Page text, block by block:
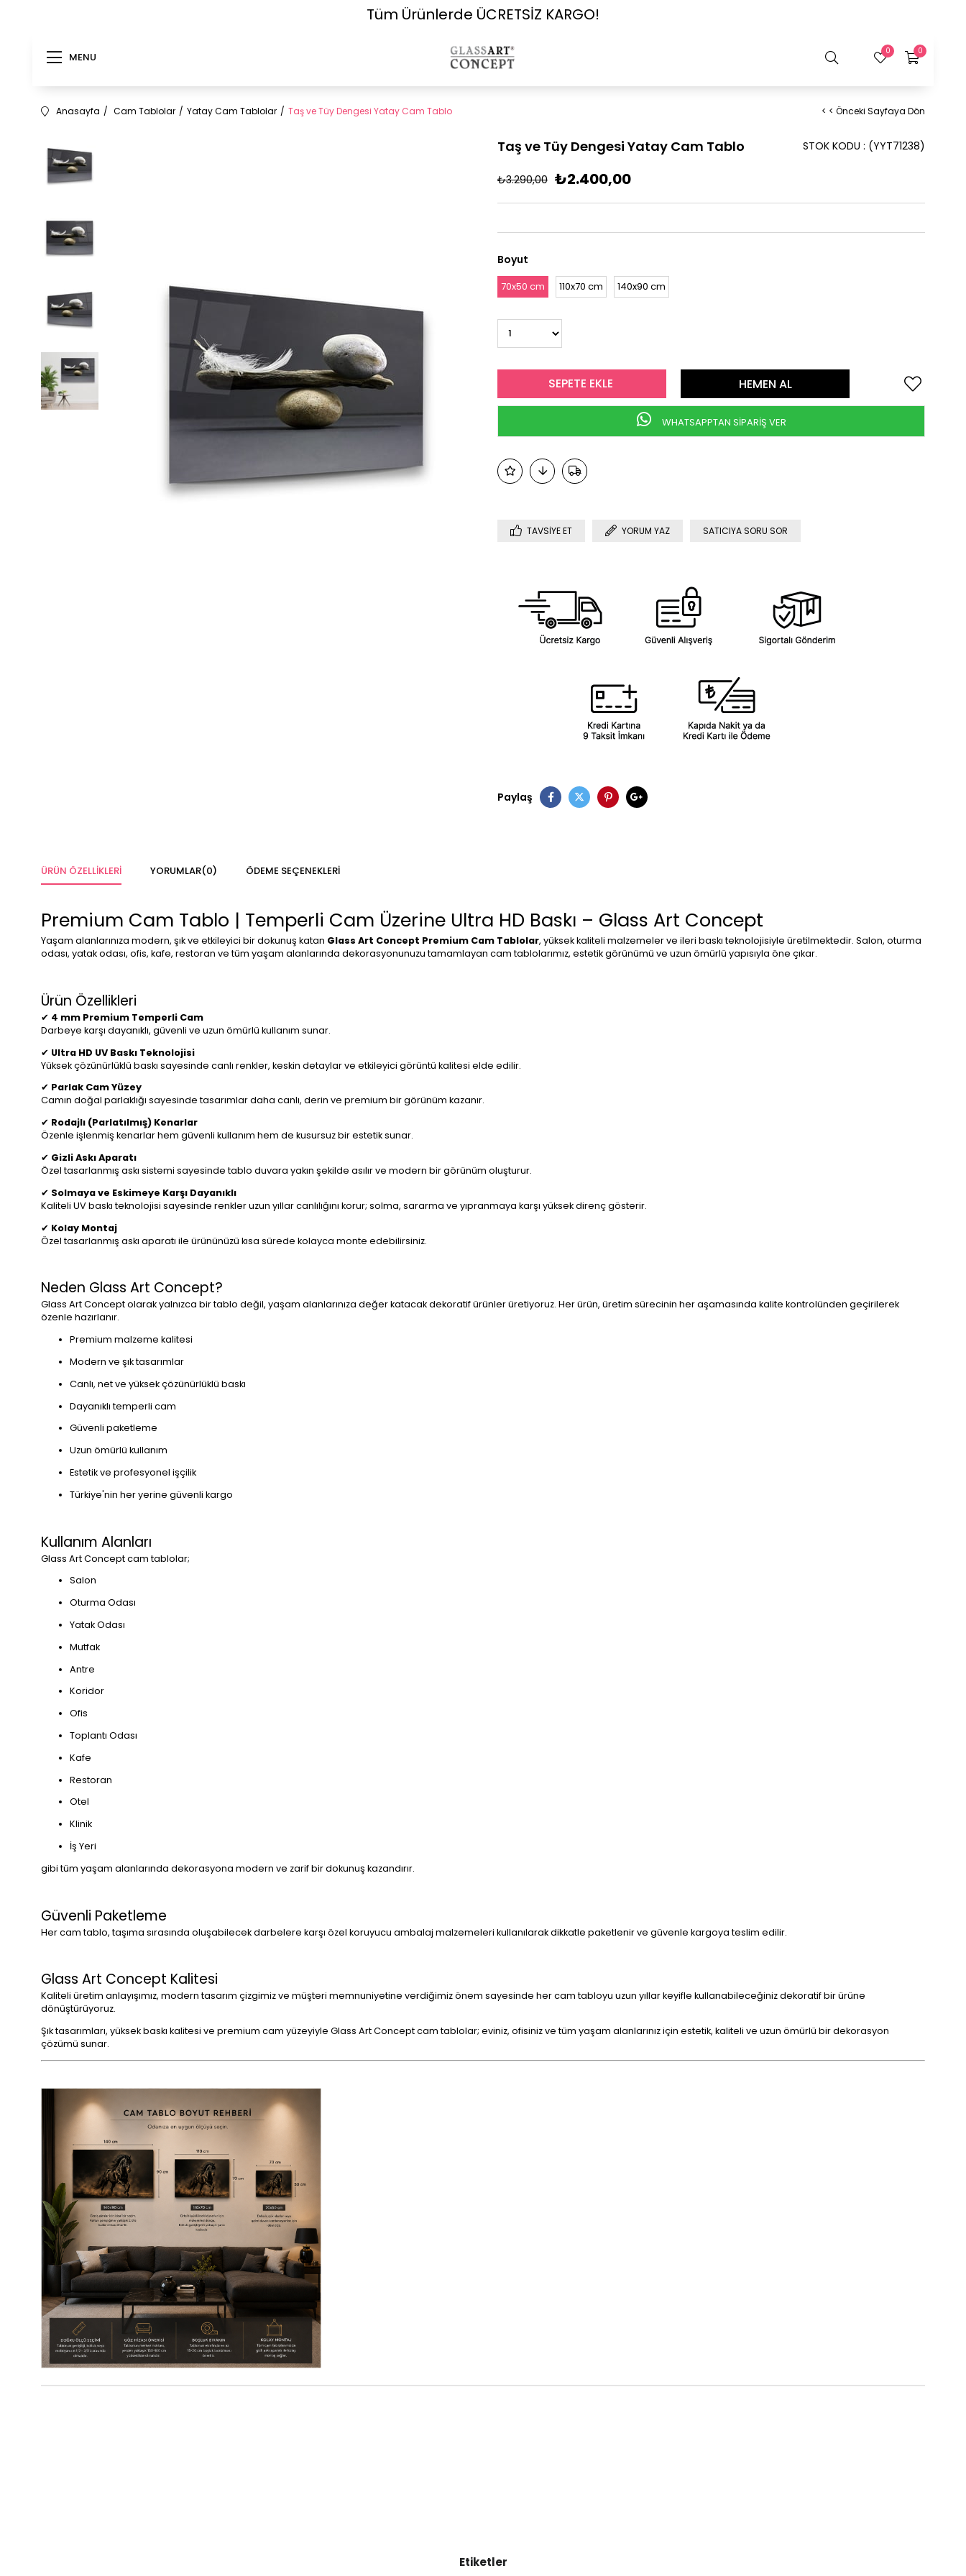
Tüm Ürünlerde ÜCRETSİZ KARGO!
MENU 0
0
Anasayfa Cam Tablolar Yatay Cam Tablolar Taş ve Tüy Dengesi Yatay Cam Tablo < < Önceki Sayfaya Dön
Taş ve Tüy Dengesi Yatay Cam Tablo (YYT71238)
STOK KODU
₺3.290,00 ₺2.400,00
Boyut
70x50 cm 110x70 cm 140x90 cm
WHATSAPPTAN SİPARİŞ VER
TAVSIYE ET YORUM YAZ SATICIYA SORU SOR
Paylaş
ÜRÜN ÖZELLIKLERI YORUMLAR(0) ÖDEME SEÇENEKLERI
Premium Cam Tablo | Temperli Cam Üzerine Ultra HD Baskı – Glass Art Concept
Yaşam alanlarınıza modern, şık ve etkileyici bir dokunuş katan Glass Art Concept Premium Cam Tablolar, yüksek kaliteli malzemeler ve ileri baskı teknolojisiyle üretilmektedir. Salon, oturma
odası, yatak odası, ofis, kafe, restoran ve tüm yaşam alanlarında dekorasyonunuzu tamamlayan cam tablolarımız, estetik görünümü ve uzun ömürlü yapısıyla öne çıkar.
Ürün Özellikleri
✔ 4 mm Premium Temperli Cam
Darbeye karşı dayanıklı, güvenli ve uzun ömürlü kullanım sunar.
✔ Ultra HD UV Baskı Teknolojisi
Yüksek çözünürlüklü baskı sayesinde canlı renkler, keskin detaylar ve etkileyici görüntü kalitesi elde edilir.
✔ Parlak Cam Yüzey
Camın doğal parlaklığı sayesinde tasarımlar daha canlı, derin ve premium bir görünüm kazanır.
✔ Rodajlı (Parlatılmış) Kenarlar
Özenle işlenmiş kenarlar hem güvenli kullanım hem de kusursuz bir estetik sunar.
✔ Gizli Askı Aparatı
Özel tasarlanmış askı sistemi sayesinde tablo duvara yakın şekilde asılır ve modern bir görünüm oluşturur.
✔ Solmaya ve Eskimeye Karşı Dayanıklı
Kaliteli UV baskı teknolojisi sayesinde renkler uzun yıllar canlılığını korur; solma, sararma ve yıpranmaya karşı yüksek direnç gösterir.
✔ Kolay Montaj
Özel tasarlanmış askı aparatı ile ürününüzü kısa sürede kolayca monte edebilirsiniz.
Neden Glass Art Concept?
Glass Art Concept olarak yalnızca bir tablo değil, yaşam alanlarınıza değer katacak dekoratif ürünler üretiyoruz. Her ürün, üretim sürecinin her aşamasında kalite kontrolünden geçirilerek
özenle hazırlanır.
Premium malzeme kalitesi
Modern ve şık tasarımlar
Canlı, net ve yüksek çözünürlüklü baskı
Dayanıklı temperli cam
Güvenli paketleme
Uzun ömürlü kullanım
Estetik ve profesyonel işçilik
Türkiye'nin her yerine güvenli kargo
Kullanım Alanları
Glass Art Concept cam tablolar;
Salon
Oturma Odası
Yatak Odası
Mutfak
Antre
Koridor
Ofis
Toplantı Odası
Kafe
Restoran
Otel
Klinik
İş Yeri
gibi tüm yaşam alanlarında dekorasyona modern ve zarif bir dokunuş kazandırır.
Güvenli Paketleme
Her cam tablo, taşıma sırasında oluşabilecek darbelere karşı özel koruyucu ambalaj malzemeleri kullanılarak dikkatle paketlenir ve güvenle kargoya teslim edilir.
Glass Art Concept Kalitesi
Kaliteli üretim anlayışımız, modern tasarım çizgimiz ve müşteri memnuniyetine verdiğimiz önem sayesinde her cam tabloyu uzun yıllar keyifle kullanabileceğiniz dekoratif bir ürüne
dönüştürüyoruz.
Şık tasarımları, yüksek baskı kalitesi ve premium cam yüzeyiyle Glass Art Concept cam tablolar; eviniz, ofisiniz ve tüm yaşam alanlarınız için estetik, kaliteli ve uzun ömürlü bir dekorasyon
çözümü sunar.
Etiketler